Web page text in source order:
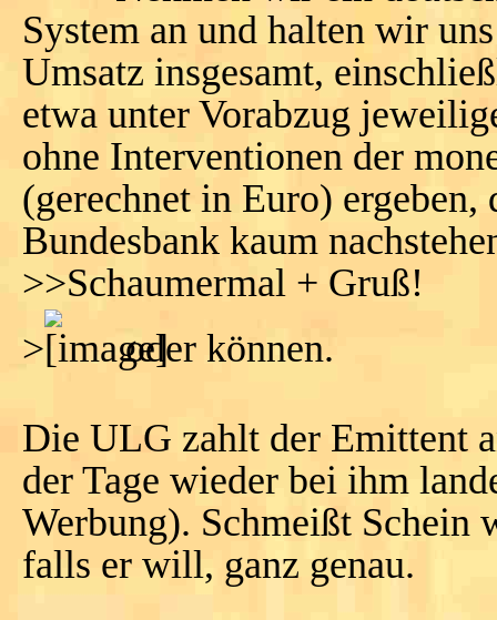
System an und halten wir
Umsatz insgesamt,
etwa unter Vorabzug
ohne Interventionen der
(gerechnet in Euro)
Bundesbank kaum
>>Schaumermal + Gruß!
>
oder können.
Die ULG zahlt der Emittent
der Tage wieder bei ihm
Werbung). Schmeißt Schein
falls er will, ganz genau.